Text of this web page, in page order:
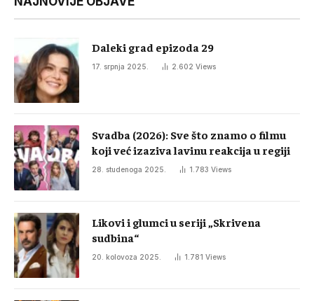
Daleki grad epizoda 29
17. srpnja 2025. 2.602 Views
Svadba (2026): Sve što znamo o filmu
koji već izaziva lavinu reakcija u regiji
28. studenoga 2025. 1.783 Views
Likovi i glumci u seriji „Skrivena
sudbina“
20. kolovoza 2025. 1.781 Views